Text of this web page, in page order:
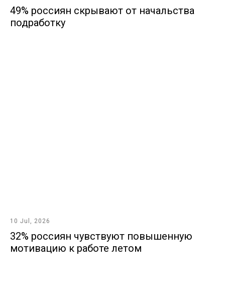
49% россиян скрывают от начальства
подработку
10 Jul, 2026
32% россиян чувствуют повышенную
мотивацию к работе летом